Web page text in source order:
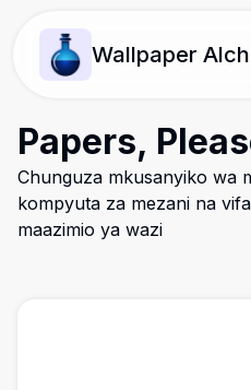
Wallpaper
Papers,
Chunguza mkusanyiko wa
kompyuta za mezani na
maazimio ya wazi